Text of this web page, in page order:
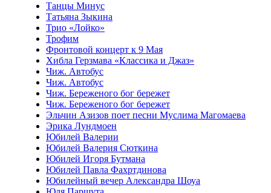
Танцы Минус
Татьяна Зыкина
Трио «Лойко»
Трофим
Фронтовой концерт к 9 Мая
Хибла Герзмава «Классика и Джаз»
Чиж. Автобус
Чиж. Автобус
Чиж. Береженого бог бережет
Чиж. Береженого бог бережет
Эльчин Азизов поет песни Муслима Магомаева
Эрика Лундмоен
Юбилей Валерии
Юбилей Валерия Сюткина
Юбилей Игоря Бутмана
Юбилей Павла Фахртдинова
Юбилейный вечер Александра Шоуа